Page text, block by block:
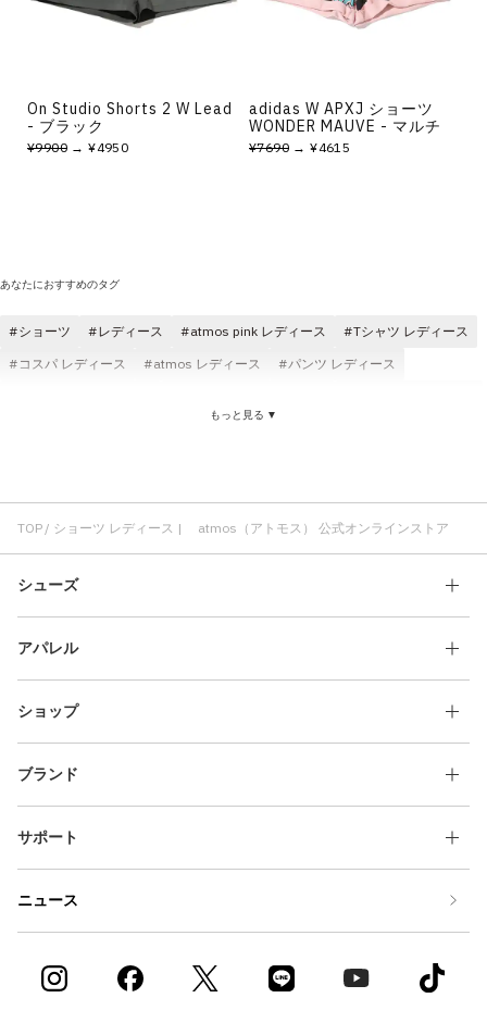
On Studio Shorts 2 W Lead
- ブラック
¥9900 → ¥4950
adidas W APXJ ショーツ
WONDER MAUVE - マルチ
¥7690 → ¥4615
あなたにおすすめのタグ
ショーツ レディース atmos pink レディース
Tシャツ レディース
コスパ レディース
atmos レディース
パンツ レディース
ショーツ atmos
もっと見る ▼
TOP ショーツ レディース | atmos（アトモス） 公式オンラインストア
シューズ
アパレル
ショップ
ブランド
サポート
ニュース